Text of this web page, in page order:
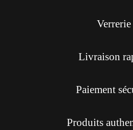
Verrerie
Livraison
Paiement
Produits